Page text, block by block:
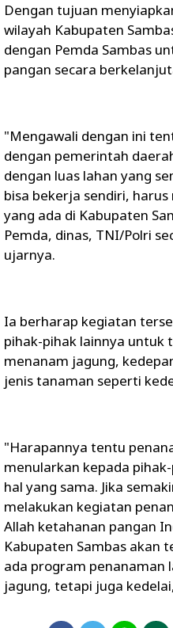
Dengan tujuan
wilayah Kabupaten
dengan Pemda Sambas
pangan secara
"Mengawali dengan ini
dengan pemerintah
dengan luas lahan yang
bisa bekerja sendiri,
yang ada di Kabupaten
Pemda, dinas, TNI/Polri
ujarnya.
Ia berharap kegiatan
pihak-pihak lainnya untuk
menanam jagung,
jenis tanaman seperti
"Harapannya tentu
menularkan kepada
hal yang sama. Jika
melakukan kegiatan
Allah ketahanan pangan
Kabupaten Sambas akan
ada program penanaman
jagung, tetapi juga